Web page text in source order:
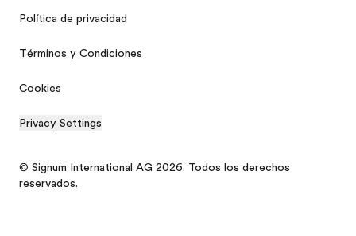
Política de privacidad
Términos y Condiciones
Cookies
Privacy Settings
© Signum International AG 2026. Todos los derechos
reservados.